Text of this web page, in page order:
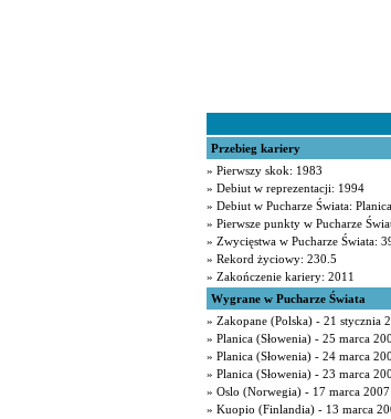
Przebieg kariery
» Pierwszy skok: 1983
» Debiut w reprezentacji: 1994
» Debiut w Pucharze Świata:
» Pierwsze punkty w Pucharze
» Zwycięstwa w Pucharze Świata:
» Rekord życiowy: 230.5
» Zakończenie kariery: 2011
Wygrane w Pucharze Świata
» Zakopane (Polska) - 21 stycznia
» Planica (Słowenia) - 25 marca
» Planica (Słowenia) - 24 marca
» Planica (Słowenia) - 23 marca
» Oslo (Norwegia) - 17 marca 2007
» Kuopio (Finlandia) - 13 marca